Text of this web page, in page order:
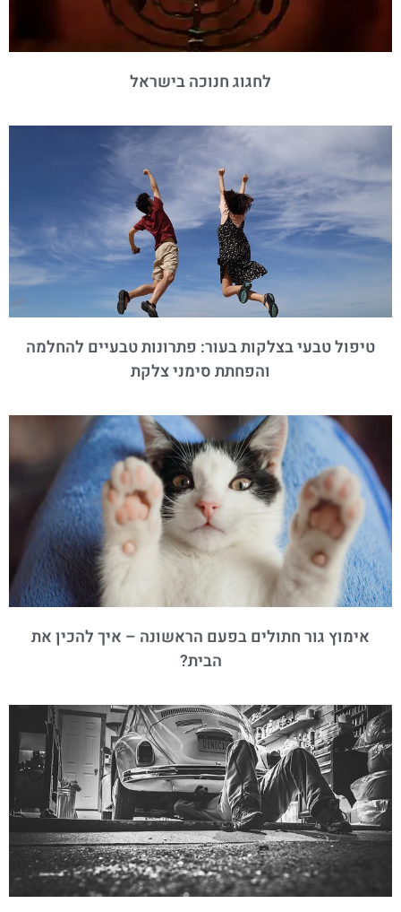
לחגוג חנוכה בישראל
טיפול טבעי בצלקות בעור: פתרונות טבעיים להחלמה
והפחתת סימני צלקת
אימוץ גור חתולים בפעם הראשונה – איך להכין את
הבית?